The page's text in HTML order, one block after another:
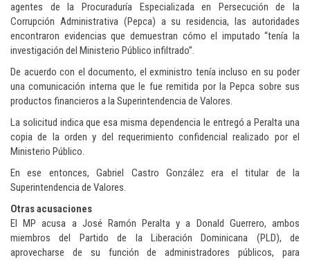
agentes de la Procuraduría Especializada en Persecución de la
Corrupción Administrativa (Pepca) a su residencia, las autoridades
encontraron evidencias que demuestran cómo el imputado “tenía la
investigación del Ministerio Público infiltrado”.
De acuerdo con el documento, el exministro tenía incluso en su poder
una comunicación interna que le fue remitida por la Pepca sobre sus
productos financieros a la Superintendencia de Valores.
La solicitud indica que esa misma dependencia le entregó a Peralta una
copia de la orden y del requerimiento confidencial realizado por el
Ministerio Público.
En ese entonces, Gabriel Castro González era el titular de la
Superintendencia de Valores.
Otras acusaciones
El MP acusa a José Ramón Peralta y a Donald Guerrero, ambos
miembros del Partido de la Liberación Dominicana (PLD), de
aprovecharse de su función de administradores públicos, para